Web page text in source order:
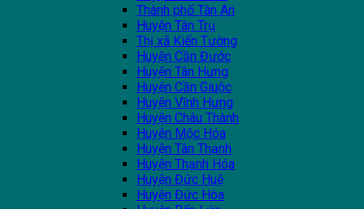
Thành phố Tân An
Huyện Tân Trụ
Thị xã Kiến Tường
Huyện Cần Đước
Huyện Tân Hưng
Huyện Cần Giuộc
Huyện Vĩnh Hưng
Huyện Châu Thành
Huyện Mộc Hóa
Huyện Tân Thạnh
Huyện Thạnh Hóa
Huyện Đức Huệ
Huyện Đức Hòa